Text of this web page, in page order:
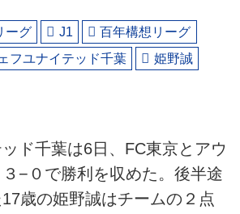
ーグ J1
百年構想リーグ
フユナイテッド千葉
姫野誠
ド千葉は6日、FC東京とアウ
−０で勝利を収めた。後半途
歳の姫野誠はチームの２点